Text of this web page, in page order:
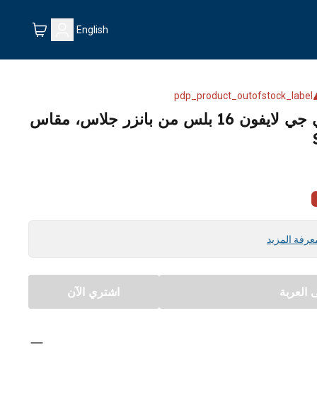
English
pdp_product_outofstock_label
شاشة حماية برايفسي بي جي لايفون 16 بلس من بانزر جلاس، مقاس
المزيد
اشتري الآن